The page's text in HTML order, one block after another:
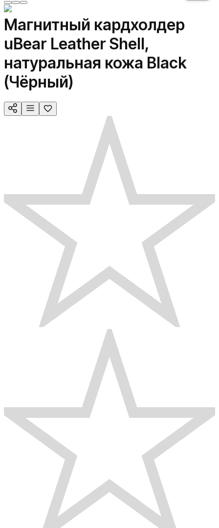
Магнитный кардхолдер
uBear Leather Shell,
натуральная кожа Black
(Чёрный)